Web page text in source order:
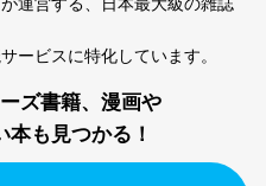
ービスに特化しています。
ズ書籍、漫画や
も見つかる！